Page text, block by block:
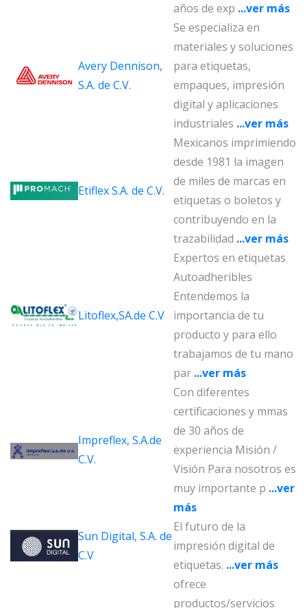
años de exp ...ver más
Avery Dennison,
S.A. de C.V.
Se especializa en
materiales y soluciones
para etiquetas,
empaques, impresión
digital y aplicaciones
industriales ...ver más
Etiflex S.A. de C.V.
Mexicanos imprimiendo
desde 1981 la imagen
de miles de marcas en
etiquetas o boletos y
contribuyendo en la
trazabilidad ...ver más
Litoflex,SA.de C.V
Expertos en etiquetas
Autoadheribles
Entendemos la
importancia de tu
producto y para ello
trabajamos de tu mano
par ...ver más
Impreflex, S.A.de
C.V.
Con diferentes
certificaciones y mmas
de 30 años de
experiencia Misión /
Visión Para nosotros es
muy importante p ...ver
más
Sun Digital, S.A. de
C.V
El futuro de la
impresión digital de
etiquetas. ...ver más
ofrece
productos/servicios